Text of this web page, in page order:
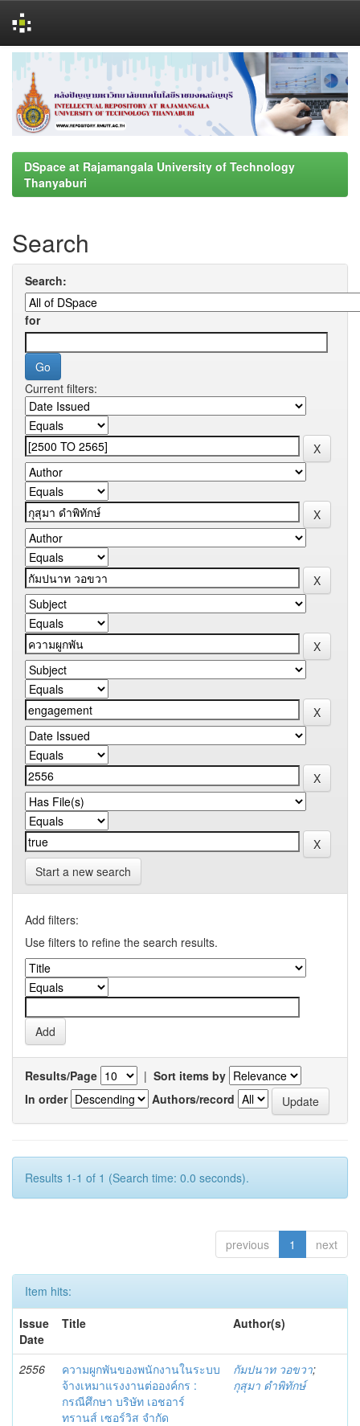
navigation
DSpace at Rajamangala University of Technology
Thanyaburi
Search
Search:
for
Current filters:
Start a new search
Add filters:
Use filters to refine the search results.
Results/Page | Sort items by
In order
Authors/record
Results 1-1 of 1 (Search time: 0.0 seconds).
previous 1 next
Item hits:
Issue
Date
Title Author(s)
2556
ความผูกพันของพนักงานในระบบ
จ้างเหมาแรงงานต่อองค์กร :
กรณีศึกษา บริษัท เอชอาร์
ทรานส์ เซอร์วิส จำกัด
กัมปนาท วอขวา;
กุสุมา ดำพิทักษ์